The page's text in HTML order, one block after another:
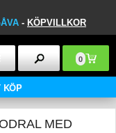
- KÖPVILLKOR
0
KÖP
MED